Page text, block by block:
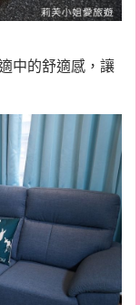
中的舒適感，讓